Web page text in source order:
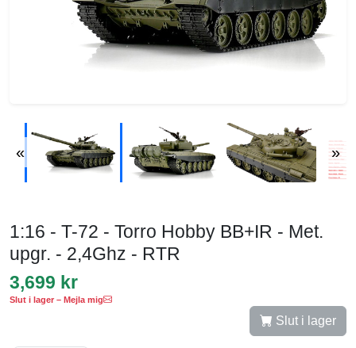
« »
1:16 - T-72 - Torro Hobby BB+IR - Met.
upgr. - 2,4Ghz - RTR
3,699 kr
Slut i lager – Mejla mig
Slut i lager